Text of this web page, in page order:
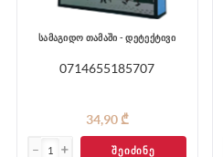
სამაგიდო თამაში - დეტექტივი
0714655185707
34,90 ₾
ᲨᲔᲘᲫᲘᲜᲔ